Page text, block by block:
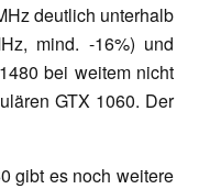
deutlich unterhalb
mind. -16%) und
bei weitem nicht
GTX 1060. Der
gibt es noch weitere